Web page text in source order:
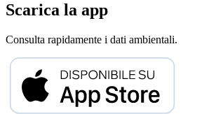
Scarica la app
Consulta rapidamente i dati ambientali.